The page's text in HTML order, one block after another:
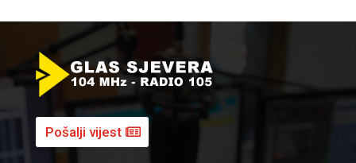
Pošalji vijest